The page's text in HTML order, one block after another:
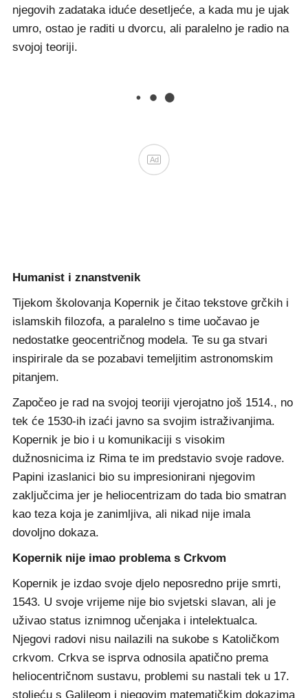
njegovih zadataka iduće desetljeće, a kada mu je ujak
umro, ostao je raditi u dvorcu, ali paralelno je radio na
svojoj teoriji.
Ad
Humanist i znanstvenik
Tijekom školovanja Kopernik je čitao tekstove grčkih i
islamskih filozofa, a paralelno s time uočavao je
nedostatke geocentričnog modela. Te su ga stvari
inspirirale da se pozabavi temeljitim astronomskim
pitanjem.
Započeo je rad na svojoj teoriji vjerojatno još 1514., no
tek će 1530-ih izaći javno sa svojim istraživanjima.
Kopernik je bio i u komunikaciji s visokim
dužnosnicima iz Rima te im predstavio svoje radove.
Papini izaslanici bio su impresionirani njegovim
zaključcima jer je heliocentrizam do tada bio smatran
kao teza koja je zanimljiva, ali nikad nije imala
dovoljno dokaza.
Kopernik nije imao problema s Crkvom
Kopernik je izdao svoje djelo neposredno prije smrti,
1543. U svoje vrijeme nije bio svjetski slavan, ali je
uživao status iznimnog učenjaka i intelektualca.
Njegovi radovi nisu nailazili na sukobe s Katoličkom
crkvom. Crkva se isprva odnosila apatično prema
heliocentričnom sustavu, problemi su nastali tek u 17.
stoljeću s Galileom i njegovim matematičkim dokazima